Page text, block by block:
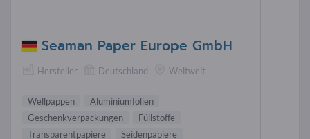
Seaman Paper Europe GmbH
Hersteller Deutschland Weltweit
Wellpappen
Aluminiumfolien
Geschenkverpackungen
Füllstoffe
Transparentpapiere
Seidenpapiere